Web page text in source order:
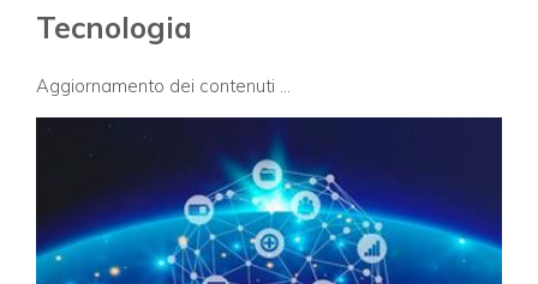
Tecnologia
Aggiornamento dei contenuti ...